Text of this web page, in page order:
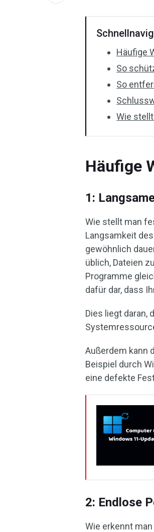
Häufige
So
So
Wie
Häufige
1:
Wie stellt man
Langsamkeit
gewöhnlich
üblich, Dateien
Programme
dafür dar, dass
Dies liegt daran,
Außerdem kann
Beispiel durch
eine defekte
2: Endlose
Wie erkennt